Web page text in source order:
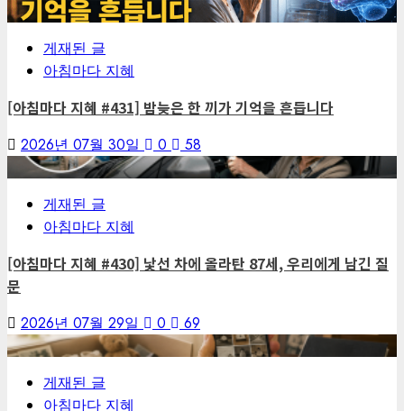
5
게재된 글
아침마다 지혜
[아침마다 지혜 #431] 밤늦은 한 끼가 기억을 흔듭니다
2026년 07월 30일 0
58
6
게재된 글
아침마다 지혜
[아침마다 지혜 #430] 낯선 차에 올라탄 87세, 우리에게 남긴 질
문
2026년 07월 29일 0
69
7
게재된 글
아침마다 지혜